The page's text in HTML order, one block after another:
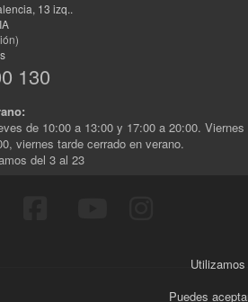
13 izq..
130
de 10:00 a 13:00 y 17:00 a 20:00. Viernes
viernes tarde cerrado en verano.
del 3 al 23
Puedes